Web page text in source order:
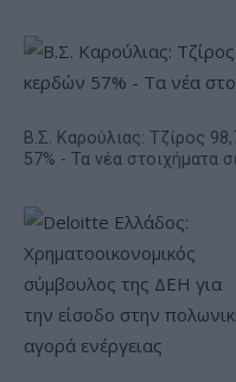
Β.Σ. Καρούλιας: Τζίρος
57% - Τα νέα στοιχήματα